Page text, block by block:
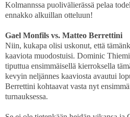
Kolmannssa puolivälierässä pelaa
ennakko alkuillan otteluun!
Gael Monfils vs. Matteo Berrettini
Niin, kukapa olisi uskonut, että
kaaviota muodostuisi. Dominic
tiputtua ensimmäisellä kierroksella
kevyin neljännes kaaviosta avautui
Berrettini kohtaavat vasta nyt
turnauksessa.